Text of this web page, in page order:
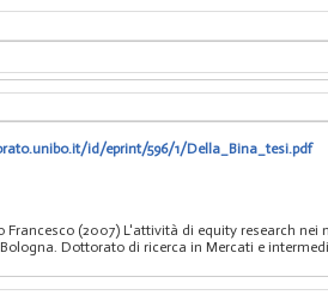
id/eprint/596/1/Della_Bina_tesi.pdf
Francesco (2007) L'attività di equity research
Dottorato di ricerca in Mercati e